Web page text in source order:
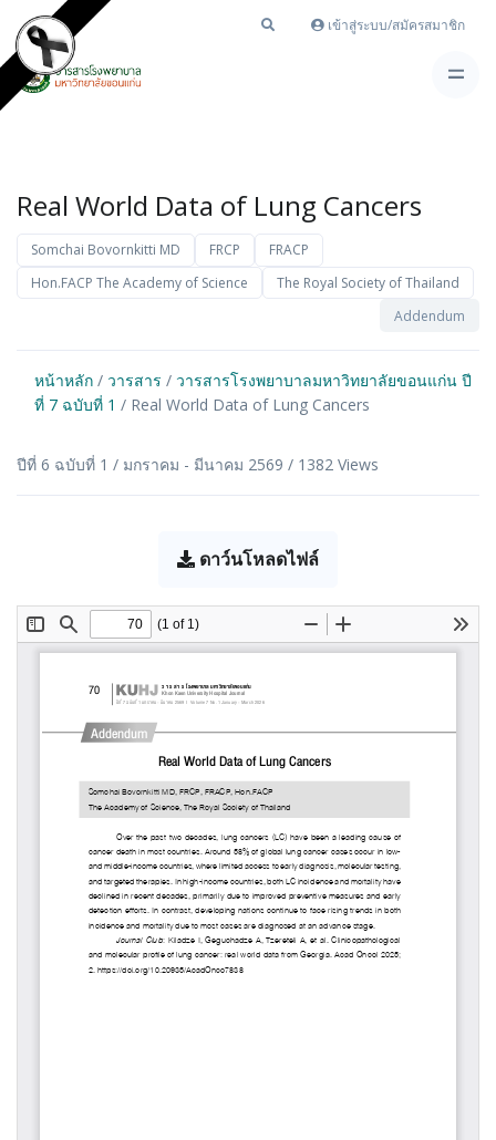
เข้าสู่ระบบ/สมัครสมาชิก
Real World Data of Lung Cancers
Somchai Bovornkitti MD FRCP
FRACP
Hon.FACP The Academy of Science
The Royal Society of Thailand
Addendum
หน้าหลัก / วารสาร / วารสารโรงพยาบาลมหาวิทยาลัยขอนแก่น ปี
ที่ 7 ฉบับที่ 1 / Real World Data of Lung Cancers
ปีที่ 6 ฉบับที่ 1 / มกราคม - มีนาคม 2569 / 1382 Views
ดาว์นโหลดไฟล์